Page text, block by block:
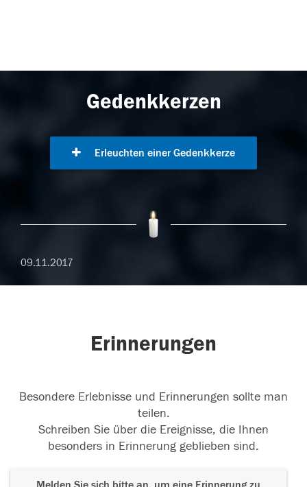
Gedenkkerzen
Erleuchten einer Gedenkkerze
09.11.2017
Erinnerungen
Besondere Erlebnisse und Erinnerungen sollte man
teilen.
Schreiben Sie über die Ereignisse, die Ihnen
besonders in Erinnerung geblieben sind.